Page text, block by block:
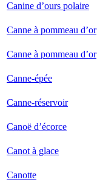
Canine d’ours polaire
Canne à pommeau d’or
Canne à pommeau d’or
Canne-épée
Canne-réservoir
Canoë d’écorce
Canot à glace
Canotte